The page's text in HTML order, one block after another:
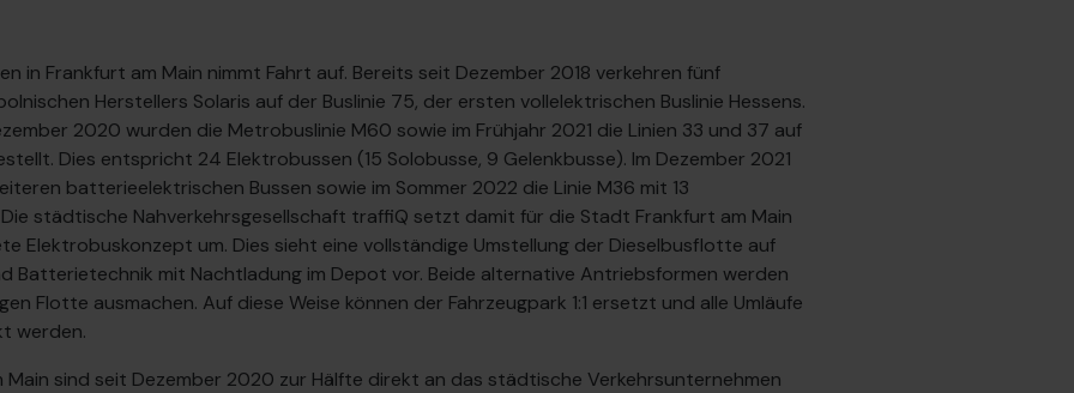
in Frankfurt am Main nimmt Fahrt auf. Bereits seit Dezember 2018 verkehren fünf
Herstellers Solaris auf der Buslinie 75, der ersten vollelektrischen Buslinie Hessens.
2020 wurden die Metrobuslinie M60 sowie im Frühjahr 2021 die Linien 33 und 37 auf
Dies entspricht 24 Elektrobussen (15 Solobusse, 9 Gelenkbusse). Im Dezember 2021
batterieelektrischen Bussen sowie im Sommer 2022 die Linie M36 mit 13
städtische Nahverkehrsgesellschaft traffiQ setzt damit für die Stadt Frankfurt am Main
Elektrobuskonzept um. Dies sieht eine vollständige Umstellung der Dieselbusflotte auf
Batterietechnik mit Nachtladung im Depot vor. Beide alternative Antriebsformen werden
Flotte ausmachen. Auf diese Weise können der Fahrzeugpark 1:1 ersetzt und alle Umläufe
werden.
Main sind seit Dezember 2020 zur Hälfte direkt an das städtische Verkehrsunternehmen